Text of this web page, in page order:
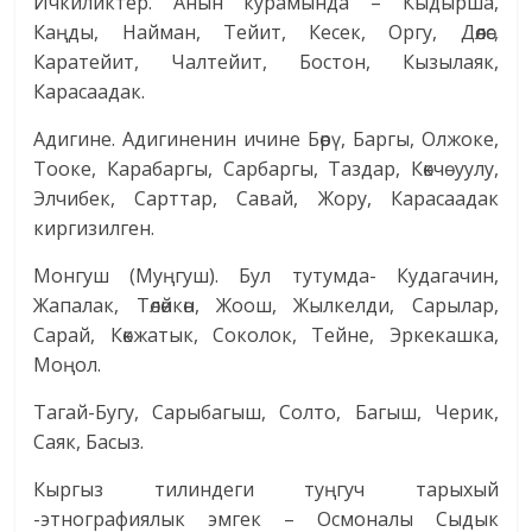
Каңды, Найман, Тейит, Кесек, Оргу, Дөөлөс,
Каратейит, Чалтейит, Бостон, Кызылаяк,
Карасаадак.
Адигине. Адигиненин ичине Бөрү, Баргы, Олжоке,
Тооке, Карабаргы, Сарбаргы, Таздар, Көкчө уулу,
Элчибек, Сарттар, Савай, Жору, Карасаадак
киргизилген.
Монгуш (Муңгуш). Бул тутумда- Кудагачин,
Жапалак, Төлөйкөн, Жоош, Жылкелди, Сарылар,
Сарай, Көкжатык, Соколок, Тейне, Эркекашка,
Моңол.
Тагай-Бугу, Сарыбагыш, Солто, Багыш, Черик,
Саяк, Басыз.
Кыргыз тилиндеги туңгуч тарыхый
-этнографиялык эмгек – Осмоналы Сыдык